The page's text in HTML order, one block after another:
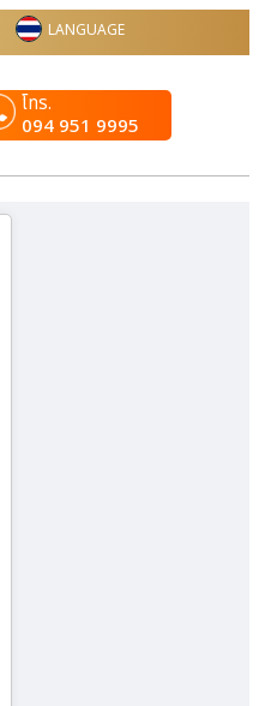
LANGUAGE
โทร.
094 951 9995